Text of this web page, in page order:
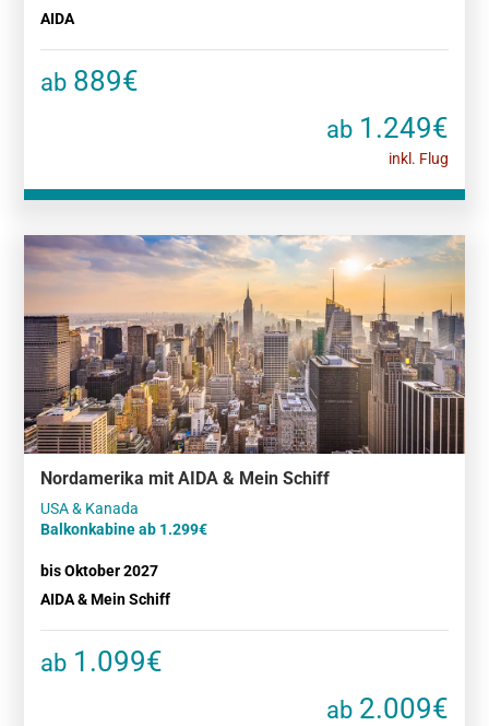
AIDA
ab 889€
ab1.249€
inkl. Flug
Nordamerika mit AIDA & Mein Schiff
Balkonkabine ab 1.299€
bis Oktober 2027
AIDA & Mein Schiff
ab 1.099€
ab2.009€